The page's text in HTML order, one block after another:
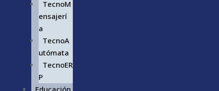
TecnoM
ensajerí
a
TecnoA
utómata
TecnoER
P